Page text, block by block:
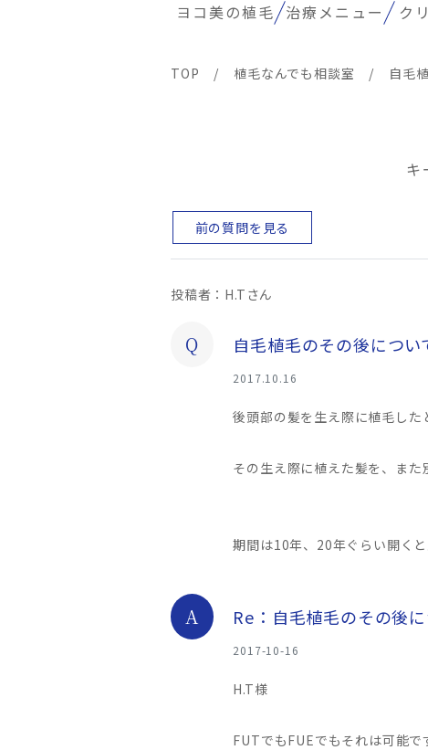
ヨコ美の植毛 治療メニュー ク
TOP / 植毛なんでも相談室 / 自毛
キ
前の質問を見る
投稿者：H.Tさん
Q 自毛植毛のその後につい
2017.10.16
後頭部の髪を生え際に植毛した
その生え際に植えた髪を、また
期間は10年、20年ぐらい開くと
A Re：自毛植毛のその後
2017-10-16
H.T様
FUTでもFUEでもそれは可能で